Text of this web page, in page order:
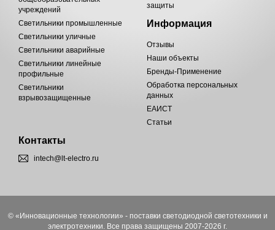
учреждений
Светильники промышленные
Светильники уличные
Светильники аварийные
Светильники линейные
профильные
Светильники
взрывозащищенные
защиты
Информация
Отзывы
Наши объекты
Бренды-Применение
Обработка персональных
данных
ЕАИСТ
Статьи
Контакты
intech@lt-electro.ru
© «Инновационные технологии» - поставки светодиодной светотехники и
электротехники. Все права защищены 2007-2026 г.